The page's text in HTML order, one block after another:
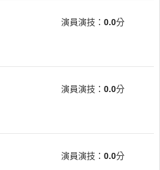
演員演技： 0.0分
演員演技： 0.0分
演員演技： 0.0分